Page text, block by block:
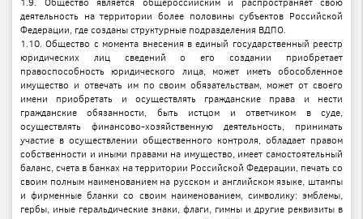
деятельность на территории более половины субъектов Российской
Федерации, где созданы структурные подразделения ВДПО.
1.10. Общество с момента внесения в единый государственный реестр
юридических лиц сведений о его создании приобретает
правоспособность юридического лица, может иметь обособленное
имущество и отвечать им по своим обязательствам, может от своего
имени приобретать и осуществлять гражданские права и нести
гражданские обязанности, быть истцом и ответчиком в суде,
осуществлять финансово-хозяйственную деятельность, принимать
участие в осуществлении общественного контроля, обладает правом
собственности и иными правами на имущество, имеет самостоятельный
баланс, счета в банках на территории Российской Федерации, печать со
своим полным наименованием на русском и английском языке, штампы
и фирменные бланки со своим наименованием, символику: эмблемы,
гербы, иные геральдические знаки, флаги, гимны и другие реквизиты в